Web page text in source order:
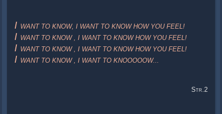
I WANT TO KNOW, I WANT TO KNOW HOW YOU FEEL!
I WANT TO KNOW , I WANT TO KNOW HOW YOU FEEL!
I WANT TO KNOW , I WANT TO KNOW HOW YOU FEEL!
I WANT TO KNOW , I WANT TO KNOOOOOW...
STR .2